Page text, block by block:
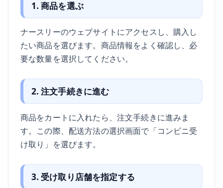
1. 商品を選ぶ
ナースリーのウェブサイトにアクセスし、購入し
たい商品を選びます。商品情報をよく確認し、必
要な数量を選択してください。
2. 注文手続きに進む
商品をカートに入れたら、注文手続きに進みま
す。この際、配送方法の選択画面で「コンビニ受
け取り」を選びます。
3. 受け取り店舗を指定する